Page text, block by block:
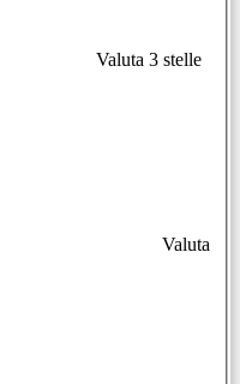
Valuta 3 stelle
Valuta